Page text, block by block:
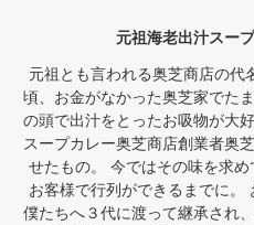
元祖海老出汁スー
元祖とも言われる奥芝商店の代
頃、お金がなかった奥芝家でた
の頭で出汁をとったお吸物が大
スープカレー奥芝商店創業者奥
せたもの。 今ではその味を求
お客様で行列ができるまでに。
僕たちへ３代に渡って継承され